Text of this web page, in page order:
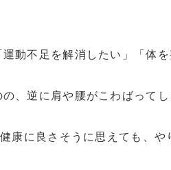
動不足を解消したい」「体
、逆に肩や腰がこわばって
康に良さそうに思えても、